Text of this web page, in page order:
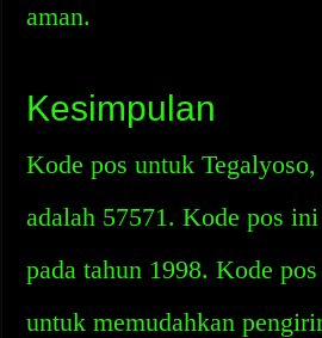
aman.
Kesimpulan
Kode pos untuk
adalah 57571. Kode pos
pada tahun 1998. Kode
untuk memudahkan